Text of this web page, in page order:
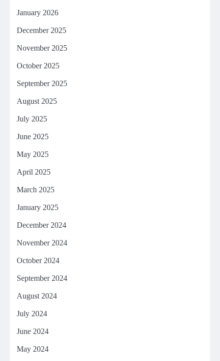
January 2026
December 2025
November 2025
October 2025
September 2025
August 2025
July 2025
June 2025
May 2025
April 2025
March 2025
January 2025
December 2024
November 2024
October 2024
September 2024
August 2024
July 2024
June 2024
May 2024